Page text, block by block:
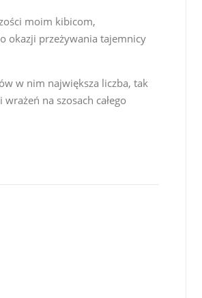
moim kibicom,
okazji przeżywania tajemnicy
w nim największa liczba, tak
na szosach całego